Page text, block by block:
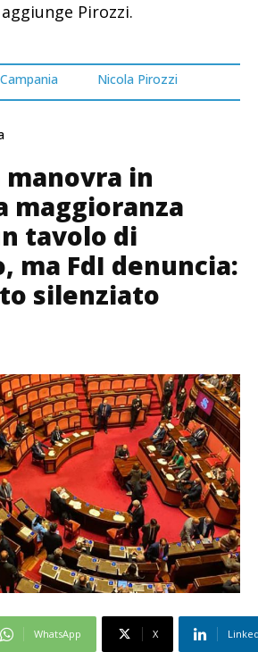
Pirozzi.
Nicola Pirozzi
manovra in
maggioranza
tavolo di
ma FdI denuncia:
silenziato
WhatsApp X